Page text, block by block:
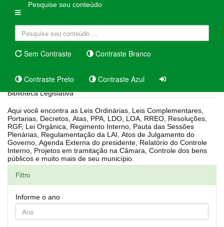
Pesquise seu conteúdo
Sem Contraste Contraste Branco
Contraste Preto Contraste Azul
Biblioteca Legislativa
Aqui você encontra as Leis Ordinárias, Leis Complementares,
Portarias, Decretos, Atas, PPA, LDO, LOA, RREO, Resoluções,
RGF, Lei Orgânica, Regimento Interno, Pauta das Sessões
Plenárias, Regulamentação da LAI, Atos de Julgamento do
Governo, Agenda Externa do presidente, Relatório do Controle
Interno, Projetos em tramitação na Câmara, Controle dos bens
públicos e muito mais de seu município.
Filtro
Informe o ano